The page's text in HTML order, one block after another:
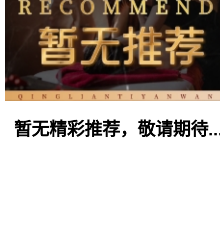
暂无精彩推荐，敬请期待